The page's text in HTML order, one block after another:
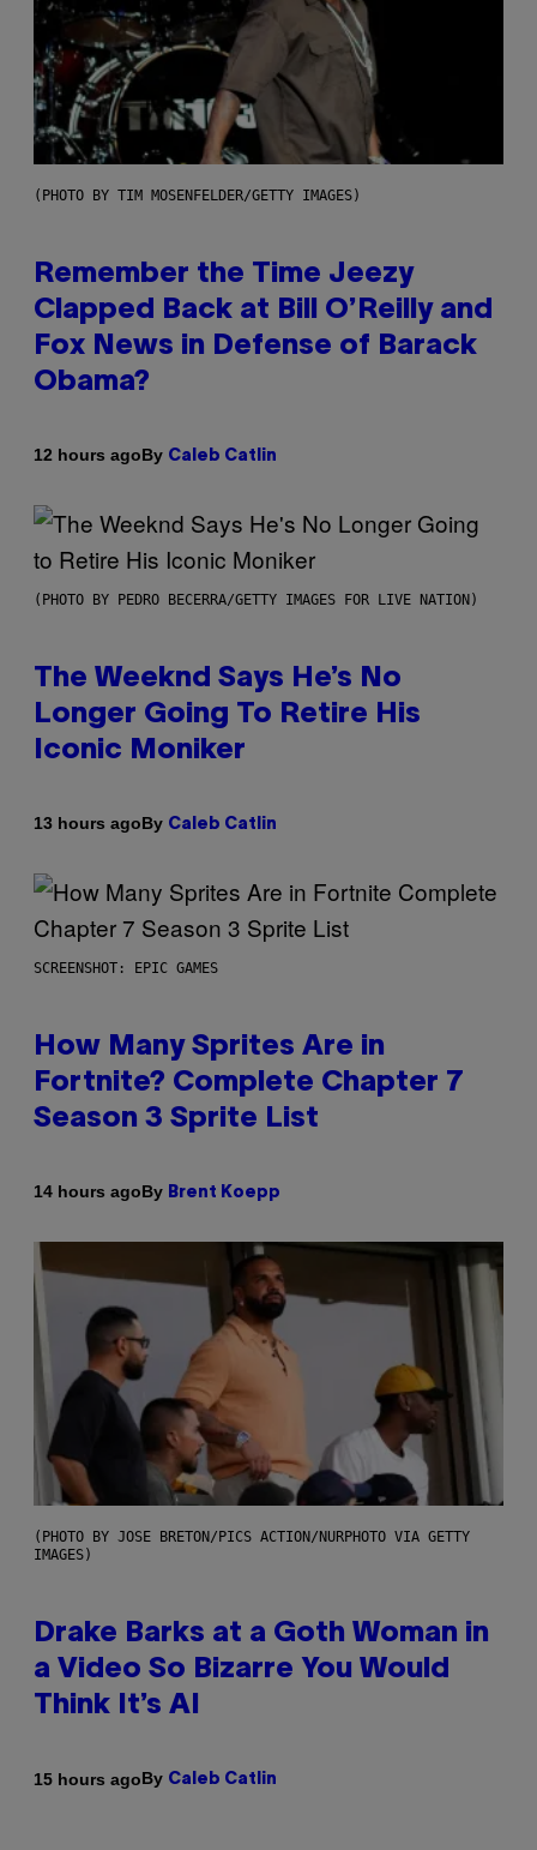
(PHOTO BY TIM MOSENFELDER/GETTY IMAGES)
Remember the Time Jeezy
Clapped Back at Bill O’Reilly and
Fox News in Defense of Barack
Obama?
12 hours agoBy Caleb Catlin
(PHOTO BY PEDRO BECERRA/GETTY IMAGES FOR LIVE NATION)
The Weeknd Says He’s No
Longer Going To Retire His
Iconic Moniker
13 hours agoBy Caleb Catlin
SCREENSHOT: EPIC GAMES
How Many Sprites Are in
Fortnite? Complete Chapter 7
Season 3 Sprite List
14 hours agoBy Brent Koepp
(PHOTO BY JOSE BRETON/PICS ACTION/NURPHOTO VIA GETTY
IMAGES)
Drake Barks at a Goth Woman in
a Video So Bizarre You Would
Think It’s AI
15 hours agoBy Caleb Catlin